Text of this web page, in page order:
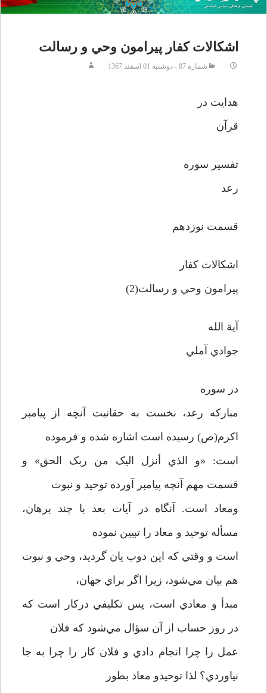
اشکالات کفار پيرامون وحي و رسالت
شماره 87 - دوشنبه 01 اسفند 1367
هدايت در
قرآن
تفسير سوره
رعد
قسمت نوزدهم
اشکالات کفار
پيرامون وحي و رسالت(2)
آية الله
جوادي آملي
در سوره
مبارکه رعد، نخست به حقانيت آنچه از پيامبر
اکرم(ص) رسيده است اشاره شده و فرموده
است: «و الذي أنزل اليک من ربک الحق» و
قسمت مهم آنچه پيامبر آورده توحيد و نبوت
ومعاد است. آنگاه در آيات بعد با چند برهان،
مسأله توحيد و معاد را تبيين نموده
است و وقتي که اين دوب يان گرديد، وحي و نبوت
هم بيان مي‌شود، زيرا اگر براي جهان،
مبدأ و معادي است، پس تکليفي درکار است که
در روز حساب از آن سؤال مي‌شود که فلان
عمل را چرا انجام دادي و فلان کار را چرا به جا
نياوردي؟ لذا توحيدو معاد بطور